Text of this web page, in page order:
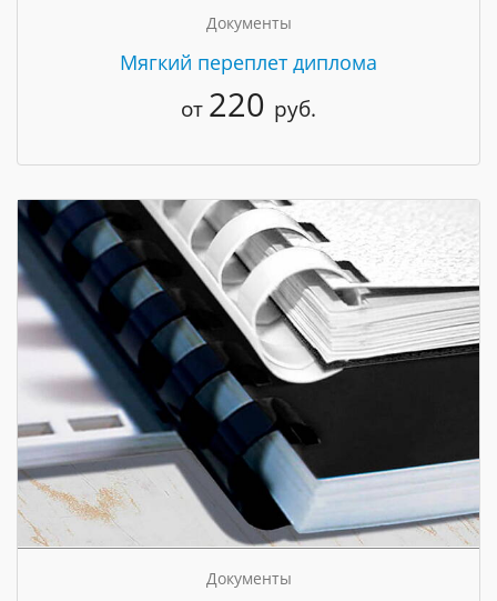
Документы
Мягкий переплет диплома
от 220 руб.
Документы